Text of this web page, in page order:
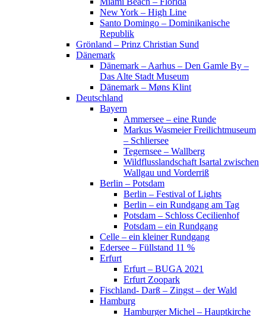
New York – High Line
Santo Domingo – Dominikanische
Republik
Grönland – Prinz Christian Sund
Dänemark
Dänemark – Aarhus – Den Gamle By –
Das Alte Stadt Museum
Dänemark – Møns Klint
Deutschland
Bayern
Ammersee – eine Runde
Markus Wasmeier Freilichtmuseum
– Schliersee
Tegernsee – Wallberg
Wildflusslandschaft Isartal zwischen
Wallgau und Vorderriß
Berlin – Potsdam
Berlin – Festival of Lights
Berlin – ein Rundgang am Tag
Potsdam – Schloss Cecilienhof
Potsdam – ein Rundgang
Celle – ein kleiner Rundgang
Edersee – Füllstand 11 %
Erfurt
Erfurt – BUGA 2021
Erfurt Zoopark
Fischland- Darß – Zingst – der Wald
Hamburg
Hamburger Michel – Hauptkirche